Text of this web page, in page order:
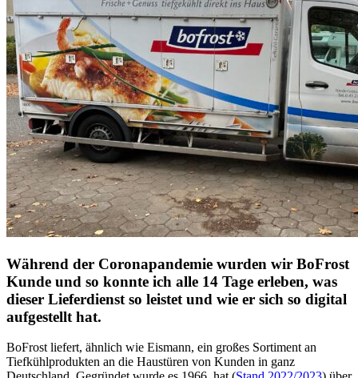
Während der Coronapandemie wurden wir BoFrost
Kunde und so konnte ich alle 14 Tage erleben, was
dieser Lieferdienst so leistet und wie er sich so digital
aufgestellt hat.
BoFrost liefert, ähnlich wie Eismann, ein großes Sortiment an
Tiefkühlprodukten an die Haustüren von Kunden in ganz